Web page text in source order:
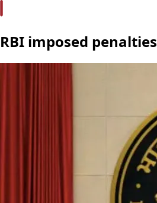
RBI imposed penalties